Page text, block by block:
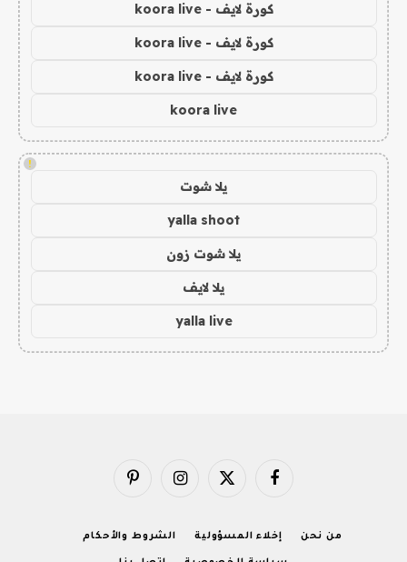
كورة لايف - koora live
كورة لايف - koora live
كورة لايف - koora live
koora live
!
يلا شوت
yalla shoot
يلا شوت زون
يلا لايف
yalla live
فيسبوك X
الانستغرامبينتيريست
من نحن إخلاء المسؤولية الشروط والأحكام